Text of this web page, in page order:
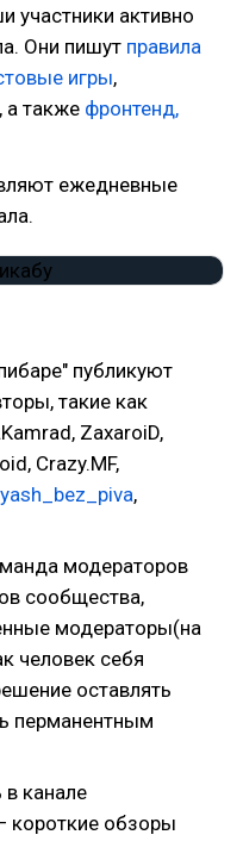
участники активно
Они пишут правила
игры,
, а также фронтенд,
ежедневные
публикуют
такие как
ZaxaroiD,
Crazy.MF,
,
модераторов
сообщества,
модераторы(на
человек себя
оставлять
перманентным
канале
короткие обзоры